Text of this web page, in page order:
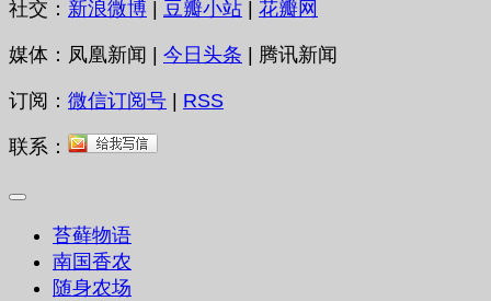
社交： 新浪微博 | 豆瓣小站 | 花瓣网
媒体：凤凰新闻 | 今日头条 | 腾讯新闻
订阅： 微信订阅号 | RSS
联系：
苔藓物语
南国香农
随身农场